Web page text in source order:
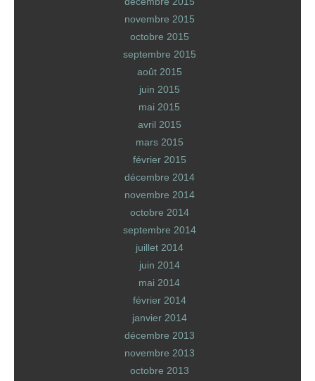
novembre 2015
octobre 2015
septembre 2015
août 2015
juin 2015
mai 2015
avril 2015
mars 2015
février 2015
décembre 2014
novembre 2014
octobre 2014
septembre 2014
juillet 2014
juin 2014
mai 2014
février 2014
janvier 2014
décembre 2013
novembre 2013
octobre 2013